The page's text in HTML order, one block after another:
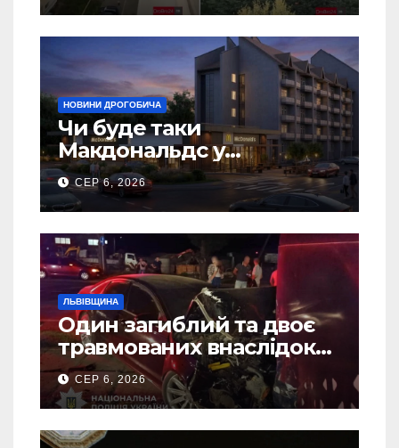
НОВИНИ ДРОГОБИЧА
Чи буде таки
Макдональдс у
Дрогобичі? (Фото)
СЕР 6, 2026
ЛЬВІВЩИНА
Один загиблий та двоє
травмованих внаслідок
ДТП на Самбірщині
СЕР 6, 2026